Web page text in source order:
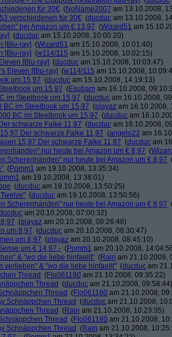
für 30€ (NoName2007 am 13.10.2008,
verschiedenen für 30€ (ducduc am 13.10.2008,
bei Amazon um € 13,97 (Wizard51 am
(ducduc am 15.10.2008, 10:00:20)
[Blu-ray] (Wizard51 am 15.10.2008, 10:01:40)
[Blu-ray] (w114/115 am 15.10.2008, 10:02:15)
[Blu-ray] (ducduc am 15.10.2008, 10:03:47)
Eleven [Blu-ray] (w114/115 am 15.10.2008,
um 15,97 (ducduc am 15.10.2008, 14:19:13)
um 15,97 (Esubam am 16.10.2008,
im Steelbook um 15,97 (ducduc am 16.10.2008,
BC im Steelbook um 15,97 (playaz am 16.10.2008,
BC im Steelbook um 15,97 (ducduc am
schwarze Falke 11,97 (ducduc am 16.10.2008,
Der schwarze Falke 11,97 (angelo22 am
15,97 Der schwarze Falke 11,97 (ducduc am
nur heute bei Amazon um € 8,97 (
Scherenhänden" nur heute bei Amazon um € 8,97
(Pomm1 am 19.10.2008, 13:35:34)
am 19.10.2008, 13:38:01)
(ducduc am 19.10.2008, 13:50:25)
(ducduc am 19.10.2008, 13:50:56)
Scherenhänden" nur heute bei Amazon um € 8,97
am 20.10.2008, 07:00:32)
(playaz am 20.10.2008, 08:26:48)
um 8,97 (ducduc am 20.10.2008, 08:30:47)
um 8,97 (playaz am 20.10.2008, 08:45:10)
um € 14,97,- (Pomm1 am 20.10.2008,
& "wo die liebe hinfaellt" (Rain am 21.10.2008,
verlieben" & "wo die liebe hinfaellt" (ducduc am
Thread (Flo061180 am 21.10.2008, 09:35:22)
Thread (ducduc am 21.10.2008, 09:58:44)
Thread (Flo061180 am 21.10.2008,
Schnäppchen Thread (ducduc am 21.10.2008,
Thread (Rain am 21.10.2008, 10:23:35)
Thread (Flo061180 am 21.10.2008,
Schnäppchen Thread (Rain am 21.10.2008,